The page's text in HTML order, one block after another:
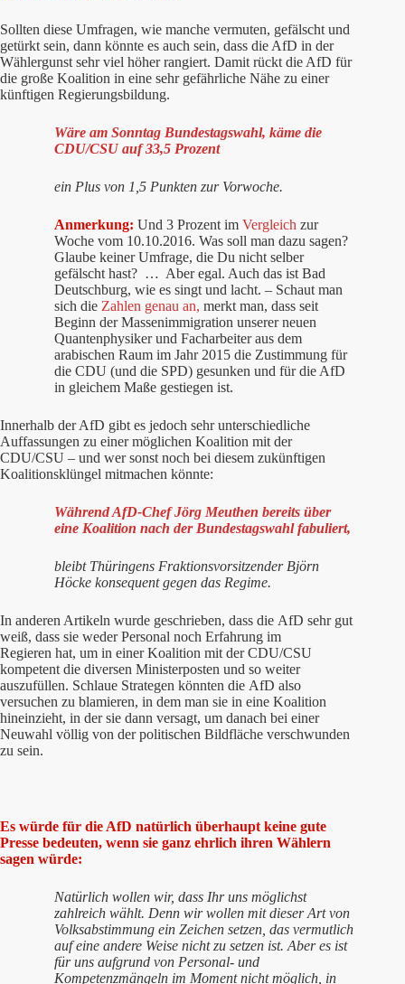
Sollten diese Umfragen, wie manche vermuten, gefälscht und
getürkt sein, dann könnte es auch sein, dass die AfD in der
Wählergunst sehr viel höher rangiert. Damit rückt die AfD für
die große Koalition in eine sehr gefährliche Nähe zu einer
künftigen Regierungsbildung.
Wäre am Sonntag Bundestagswahl, käme die
CDU/CSU auf 33,5 Prozent
ein Plus von 1,5 Punkten zur Vorwoche.
Anmerkung: Und 3 Prozent im Vergleich zur
Woche vom 10.10.2016. Was soll man dazu sagen?
Glaube keiner Umfrage, die Du nicht selber
gefälscht hast? … Aber egal. Auch das ist Bad
Deutschburg, wie es singt und lacht. – Schaut man
sich die Zahlen genau an, merkt man, dass seit
Beginn der Massenimmigration unserer neuen
Quantenphysiker und Facharbeiter aus dem
arabischen Raum im Jahr 2015 die Zustimmung für
die CDU (und die SPD) gesunken und für die AfD
in gleichem Maße gestiegen ist.
Innerhalb der AfD gibt es jedoch sehr unterschiedliche
Auffassungen zu einer möglichen Koalition mit der
CDU/CSU – und wer sonst noch bei diesem zukünftigen
Koalitionsklüngel mitmachen könnte:
Während AfD-Chef Jörg Meuthen bereits über
eine Koalition nach der Bundestagswahl fabuliert,
bleibt Thüringens Fraktionsvorsitzender Björn
Höcke konsequent gegen das Regime.
In anderen Artikeln wurde geschrieben, dass die AfD sehr gut
weiß, dass sie weder Personal noch Erfahrung im
Regieren hat, um in einer Koalition mit der CDU/CSU
kompetent die diversen Ministerposten und so weiter
auszufüllen. Schlaue Strategen könnten die AfD also
versuchen zu blamieren, in dem man sie in eine Koalition
hineinzieht, in der sie dann versagt, um danach bei einer
Neuwahl völlig von der politischen Bildfläche verschwunden
zu sein.
Es würde für die AfD natürlich überhaupt keine gute
Presse bedeuten, wenn sie ganz ehrlich ihren Wählern
sagen würde:
Natürlich wollen wir, dass Ihr uns möglichst
zahlreich wählt. Denn wir wollen mit dieser Art von
Volksabstimmung ein Zeichen setzen, das vermutlich
auf eine andere Weise nicht zu setzen ist. Aber es ist
für uns aufgrund von Personal- und
Kompetenzmängeln im Moment nicht möglich, in